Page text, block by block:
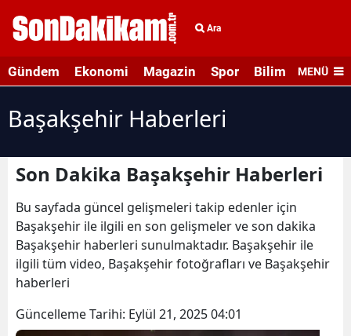
Ara
Gündem Ekonomi Magazin Spor Bilim veMENÜ
Başakşehir Haberleri
Son Dakika Başakşehir Haberleri
Bu sayfada güncel gelişmeleri takip edenler için
Başakşehir ile ilgili en son gelişmeler ve son dakika
Başakşehir haberleri sunulmaktadır. Başakşehir ile
ilgili tüm video, Başakşehir fotoğrafları ve Başakşehir
haberleri
Güncelleme Tarihi: Eylül 21, 2025 04:01